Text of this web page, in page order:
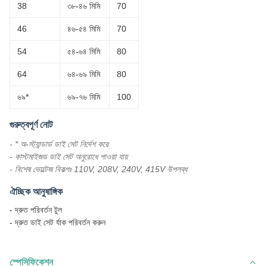
38 ৩৮-৪৬ মিমি 70
46 ৪৬-৫৪ মিমি 70
54 ৫৪-৬৪ মিমি 80
64 ৬৪-৬৯ মিমি 80
৬৯* ৬৯-৭৬ মিমি 100
গুরুত্বপূর্ণ নোট
- * অ-স্ট্যান্ডার্ড ডাই সেট নির্দেশ করে
- কাস্টমাইজড ডাই সেট অনুরোধে পাওয়া যায়
- বিশেষ ভোল্টেজ বিকল্পঃ 110V, 208V, 240V, 415V উপলব্ধ
ঐচ্ছিক আনুষাঙ্গিক
- দ্রুত পরিবর্তন টুল
- দ্রুত ডাই সেট র্যাক পরিবর্তন করুন
স্পেসিফিকেশন